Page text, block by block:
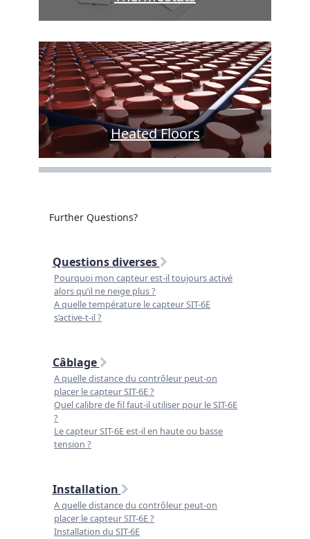
Heated Floors
Further Questions?
Questions diverses
Pourquoi mon capteur est-il toujours activé
alors qu’il ne neige plus ?
A quelle température le capteur SIT-6E
s’active-t-il ?
Câblage
A quelle distance du contrôleur peut-on
placer le capteur SIT-6E ?
Quel calibre de fil faut-il utiliser pour le SIT-6E
?
Le capteur SIT-6E est-il en haute ou basse
tension ?
Installation
A quelle distance du contrôleur peut-on
placer le capteur SIT-6E ?
Installation du SIT-6E